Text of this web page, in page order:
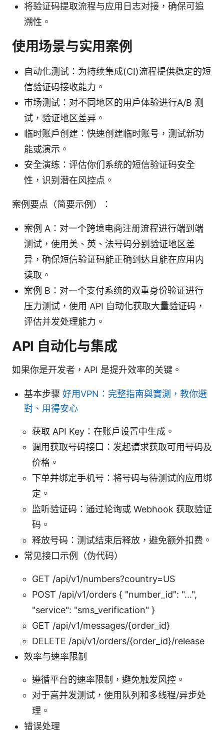
将验证码提取流程与应用日志对接，确保可追
溯性。
使用场景与实用案例
自动化测试：为持续集成(CI)流程提供稳定的短
信验证码接收能力。
市场测试：对不同地区的用户体验进行A/B 测
试，验证地区差异。
临时账户创建：快速创建临时账号，测试新功
能或演示。
安全演练：评估你们系统的短信验证码安全
性，识别潜在风控点。
案例要点（简要示例）：
案例 A：对一个跨境电商注册流程进行端到端
测试，使用美、英、法号码分别验证地区差
异，确保短信验证码能正确到达且能在应用内
读取。
案例 B：对一个支付系统的双重身份验证进行
压力测试，使用 API 自动化获取大量验证码，
评估并发处理能力。
API 自动化与集成
如果你是开发者，API 是提升效率的关键。
基本步骤 好用VPN：完整指南與實測，教你選
對、用得安心
获取 API Key：在账户设置中生成。
调用获取号码接口：发起请求获取可用号码及
价格。
下单并绑定手机号：将号码与待测试的应用绑
定。
监听验证码：通过轮询或 Webhook 获取验证
码。
释放号码：测试结束后释放，避免额外扣费。
常见接口示例（伪代码）
GET /api/v1/numbers?country=US
POST /api/v1/orders { "number_id": "...",
"service": "sms_verification" }
GET /api/v1/messages/{order_id}
DELETE /api/v1/orders/{order_id}/release
效率与速率限制
遵循平台的速率限制，避免触发风控。
对于高并发测试，使用队列和多线程/异步处
理。
错误处理